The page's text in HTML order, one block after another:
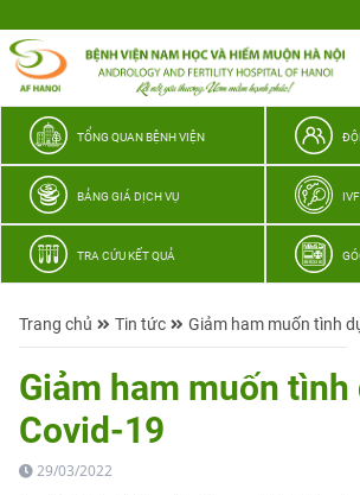
thương
TỔNG QUAN BỆNH VIỆN
BẢNG GIÁ DỊCH VỤ
TRA CỨU KẾT QUẢ
Trang chủ Tin tức Giảm ham muốn tình
Giảm ham muốn tình
Covid-19
29/03/2022